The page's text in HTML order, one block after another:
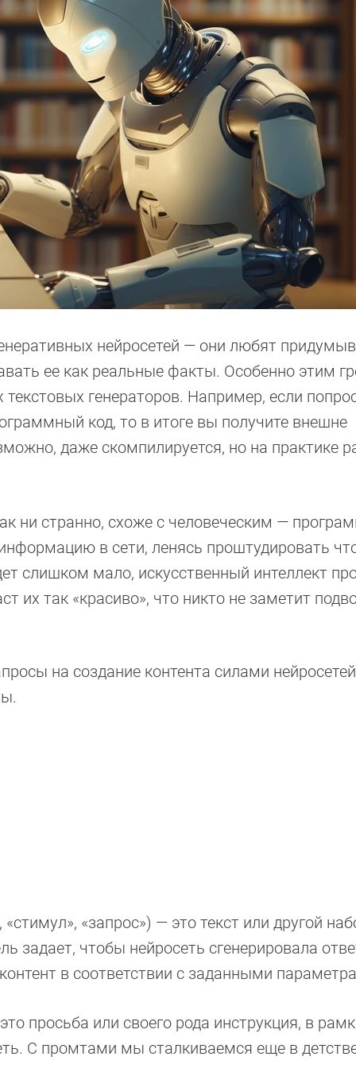
нейросетей — они любят
ее как реальные факты. Особенно этим
текстовых генераторов. Например, если
код, то в итоге вы получите внешне
даже скомпилируется, но на практике
ни странно, схоже с человеческим —
в сети, ленясь проштудировать
слишком мало, искусственный интеллект
их так «красиво», что никто не заметит
на создание контента силами
«запрос») — это текст или другой
задает, чтобы нейросеть сгенерировала
в соответствии с заданными
просьба или своего рода инструкция, в
С промтами мы сталкиваемся еще в